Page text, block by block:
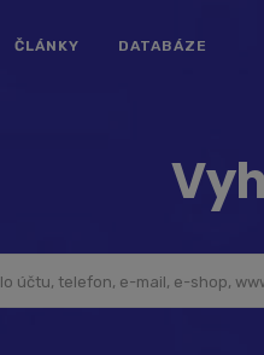
ČLÁNKY DATABÁZE